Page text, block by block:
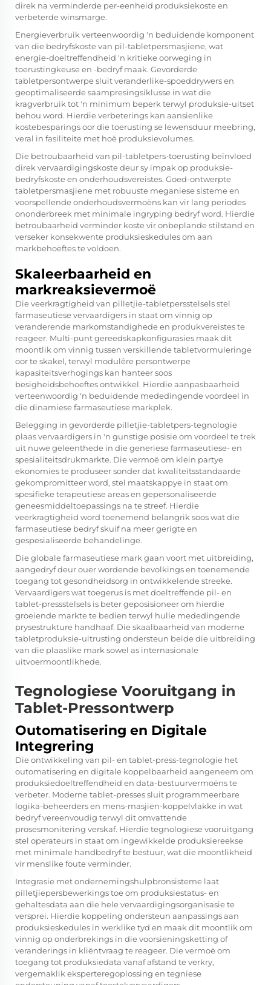
direk na verminderde per-eenheid produksiekoste en
verbeterde winsmarge.
Energieverbruik verteenwoordig 'n beduidende komponent
van die bedryfskoste van pil-tabletpersmasjiene, wat
energie-doeltreffendheid 'n kritieke oorweging in
toerustingkeuse en -bedryf maak. Gevorderde
tabletpersontwerpe sluit veranderlike-spoeddrywers en
geoptimaliseerde saampresingsiklusse in wat die
kragverbruik tot 'n minimum beperk terwyl produksie-uitset
behou word. Hierdie verbeterings kan aansienlike
kostebesparings oor die toerusting se lewensduur meebring,
veral in fasiliteite met hoë produksievolumes.
Die betroubaarheid van pil-tabletpers-toerusting beïnvloed
direk vervaardigingskoste deur sy impak op produksie-
bedryfskoste en onderhoudsvereistes. Goed-ontwerpte
tabletpersmasjiene met robuuste meganiese sisteme en
voorspellende onderhoudsvermoëns kan vir lang periodes
ononderbreek met minimale ingryping bedryf word. Hierdie
betroubaarheid verminder koste vir onbeplande stilstand en
verseker konsekwente produksieskedules om aan
markbehoeftes te voldoen.
Skaleerbaarheid en
markreaksievermoë
Die veerkragtigheid van pilletjie-tabletpersstelsels stel
farmaseutiese vervaardigers in staat om vinnig op
veranderende markomstandighede en produkvereistes te
reageer. Multi-punt gereedskapkonfigurasies maak dit
moontlik om vinnig tussen verskillende tabletvormuleringe
oor te skakel, terwyl modulêre persontwerpe
kapasiteitsverhogings kan hanteer soos
besigheidsbehoeftes ontwikkel. Hierdie aanpasbaarheid
verteenwoordig 'n beduidende mededingende voordeel in
die dinamiese farmaseutiese markplek.
Belegging in gevorderde pilletjie-tabletpers-tegnologie
plaas vervaardigers in 'n gunstige posisie om voordeel te trek
uit nuwe geleenthede in die generiese farmaseutiese- en
spesialiteitsdrukmarkte. Die vermoë om klein partye
ekonomies te produseer sonder dat kwaliteitsstandaarde
gekompromitteer word, stel maatskappye in staat om
spesifieke terapeutiese areas en gepersonaliseerde
geneesmiddeltoepassings na te streef. Hierdie
veerkragtigheid word toenemend belangrik soos wat die
farmaseutiese bedryf skuif na meer gerigte en
gespesialiseerde behandelinge.
Die globale farmaseutiese mark gaan voort met uitbreiding,
aangedryf deur ouer wordende bevolkings en toenemende
toegang tot gesondheidsorg in ontwikkelende streeke.
Vervaardigers wat toegerus is met doeltreffende pil- en
tablet-pressstelsels is beter geposisioneer om hierdie
groeiende markte te bedien terwyl hulle mededingende
prysestrukture handhaaf. Die skaalbaarheid van moderne
tabletproduksie-uitrusting ondersteun beide die uitbreiding
van die plaaslike mark sowel as internasionale
uitvoermoontlikhede.
Tegnologiese Vooruitgang in
Tablet-Pressontwerp
Outomatisering en Digitale
Integrering
Die ontwikkeling van pil- en tablet-press-tegnologie het
outomatisering en digitale koppelbaarheid aangeneem om
produksiedoeltreffendheid en data-bestuurvermoëns te
verbeter. Moderne tablet-presses sluit programmeerbare
logika-beheerders en mens-masjien-koppelvlakke in wat
bedryf vereenvoudig terwyl dit omvattende
prosesmonitering verskaf. Hierdie tegnologiese vooruitgang
stel operateurs in staat om ingewikkelde produksiereekse
met minimale handbedryf te bestuur, wat die moontlikheid
vir menslike foute verminder.
Integrasie met ondernemingshulpbronsisteme laat
pilletjiepersbewerkings toe om produksiestatus- en
gehaltesdata aan die hele vervaardigingsorganisasie te
versprei. Hierdie koppeling ondersteun aanpassings aan
produksieskedules in werklike tyd en maak dit moontlik om
vinnig op onderbrekings in die voorsieningsketting of
veranderings in kliëntvraag te reageer. Die vermoë om
toegang tot produksiedata vanaf afstand te verkry,
vergemaklik eksperteregoplossing en tegniese